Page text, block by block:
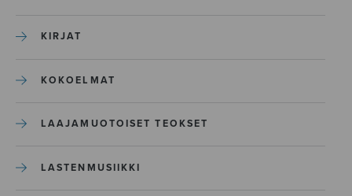
KIRJAT
KOKOELMAT
LAAJAMUOTOISET TEOKSET
LASTENMUSIIKKI